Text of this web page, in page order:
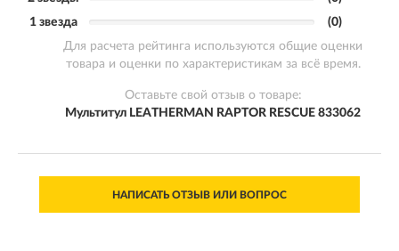
1 звезда
(0)
Для расчета рейтинга используются общие оценки
товара и оценки по характеристикам за всё время.
Оставьте свой отзыв о товаре:
Мультитул LEATHERMAN RAPTOR RESCUE 833062
НАПИСАТЬ ОТЗЫВ ИЛИ ВОПРОС